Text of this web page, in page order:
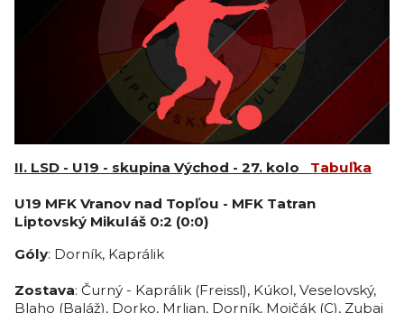
II. LSD - U19 - skupina Východ - 27. kolo Tabuľka
U19 MFK Vranov nad Topľou - MFK Tatran
Liptovský Mikuláš 0:2 (0:0)
Góly: Dorník, Kaprálik
Zostava: Čurný - Kaprálik (Freissl), Kúkol, Veselovský,
Blaho (Baláž), Dorko, Mrlian, Dorník, Mojčák (C), Zubaj